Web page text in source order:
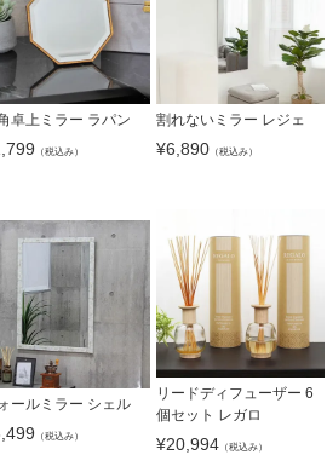
卓上ミラー ラパン
（税込み）
割れないミラー レジェ
¥6,890（税込み）
ールミラー シェル
（税込み）
リードディフューザー 6
個セット レガロ
¥20,994（税込み）